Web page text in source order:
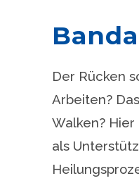
Der Rücken
Arbeiten?
Walken?
als